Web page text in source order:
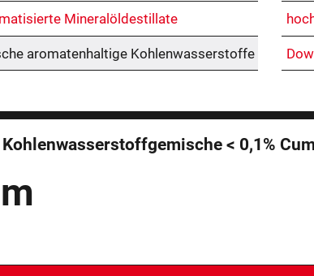
Mineralöldestillate
aromatenhaltige Kohlenwasserstoffe
< 0,1%